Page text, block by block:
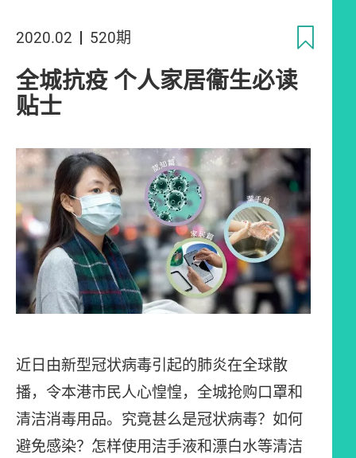
2020.02 520期
全城抗疫 个人家居衞生必读
贴士
近日由新型冠状病毒引起的肺炎在全球散
播，令本港市民人心惶惶，全城抢购口罩和
清洁消毒用品。究竟甚么是冠状病毒？如何
避免感染？怎样使用洁手液和漂白水等清洁